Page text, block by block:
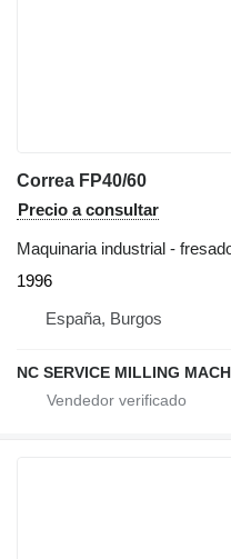
Correa FP40/60
Precio a consultar
Maquinaria industrial -
1996
España, Burgos
NC SERVICE MILLING